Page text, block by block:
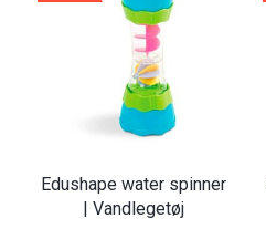
Edushape water spinner
| Vandlegetøj